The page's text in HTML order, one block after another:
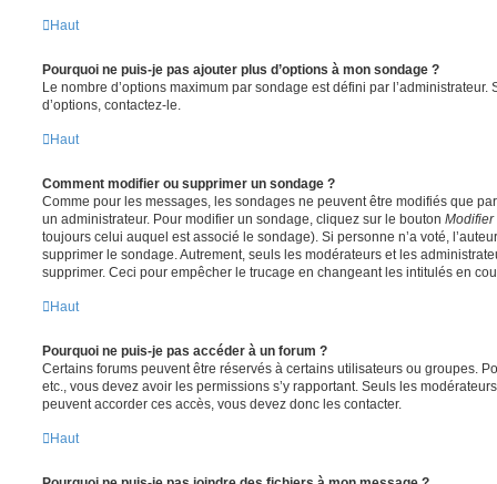
Haut
Pourquoi ne puis-je pas ajouter plus d’options à mon sondage ?
Le nombre d’options maximum par sondage est défini par l’administrateur.
d’options, contactez-le.
Haut
Comment modifier ou supprimer un sondage ?
Comme pour les messages, les sondages ne peuvent être modifiés que
un administrateur. Pour modifier un sondage, cliquez sur le bouton Modifier
toujours celui auquel est associé le sondage). Si personne n’a voté,
supprimer le sondage. Autrement, seuls les modérateurs et les
supprimer. Ceci pour empêcher le trucage en changeant les intitulés en
Haut
Pourquoi ne puis-je pas accéder à un forum ?
Certains forums peuvent être réservés à certains utilisateurs ou groupes.
etc., vous devez avoir les permissions s’y rapportant. Seuls les
peuvent accorder ces accès, vous devez donc les contacter.
Haut